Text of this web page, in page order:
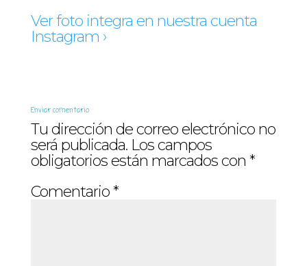
Ver foto integra en nuestra cuenta
Instagram ›
Enviar comentario
Tu dirección de correo electrónico no
será publicada. Los campos
obligatorios están marcados con *
Comentario*